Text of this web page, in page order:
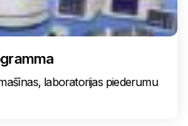
laboratorijas piederumu